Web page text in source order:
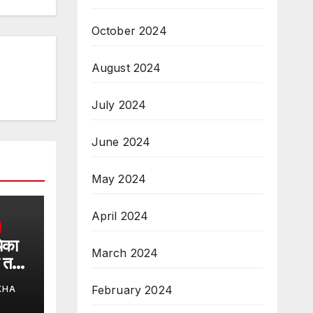
तक
October 2024
August 2024
July 2024
June 2024
May 2024
April 2024
March 2024
February 2024